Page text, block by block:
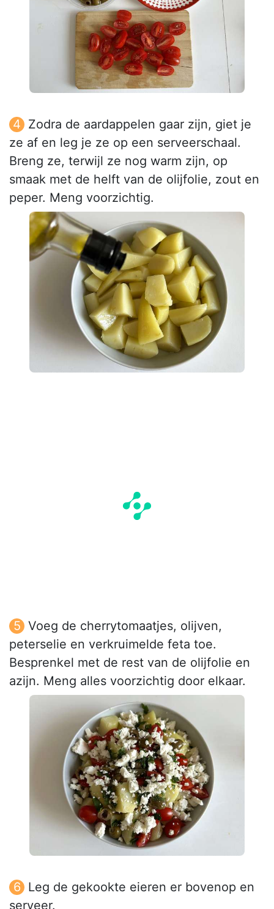
Zodra de aardappelen gaar zijn, giet je
ze af en leg je ze op een serveerschaal.
Breng ze, terwijl ze nog warm zijn, op
smaak met de helft van de olijfolie, zout en
peper. Meng voorzichtig.
Voeg de cherrytomaatjes, olijven,
peterselie en verkruimelde feta toe.
Besprenkel met de rest van de olijfolie en
azijn. Meng alles voorzichtig door elkaar.
Leg de gekookte eieren er bovenop en
serveer.